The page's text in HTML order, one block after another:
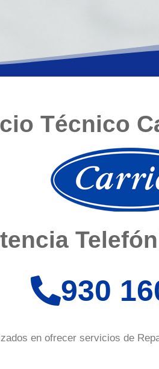
Técnico
930
en ofrecer servicios de